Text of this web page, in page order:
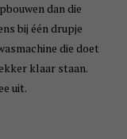
dan die
bij één drupje
die doet
klaar staan.
uit.